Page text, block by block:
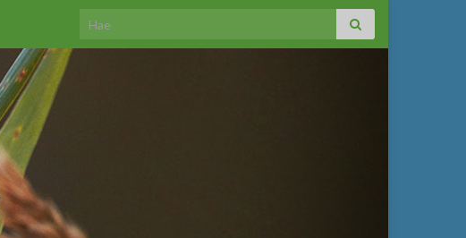
Search for: